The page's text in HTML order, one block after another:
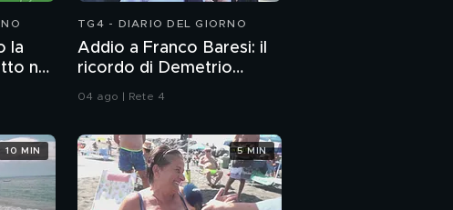
la
nel
TG4 - DIARIO DEL GIORNO
Addio a Franco Baresi: il
ricordo di Demetrio
Albertini, Clarence
04 ago | Rete 4
10 MIN 5 MIN